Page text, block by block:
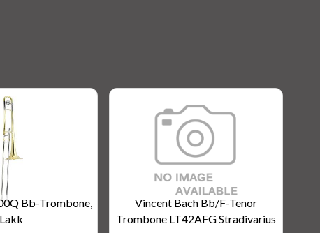
Bb-Trombone,
Lakk
Vincent Bach Bb/F-Tenor
Trombone LT42AFG Stradivarius